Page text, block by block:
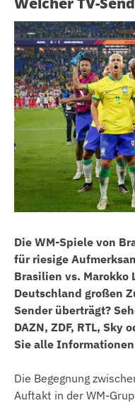
Die WM-Spiele von
für riesige
Brasilien vs. Marokko
Deutschland großen
Sender überträgt?
DAZN, ZDF, RTL, Sky
Sie alle
Die Begegnung
Auftakt in der WM-